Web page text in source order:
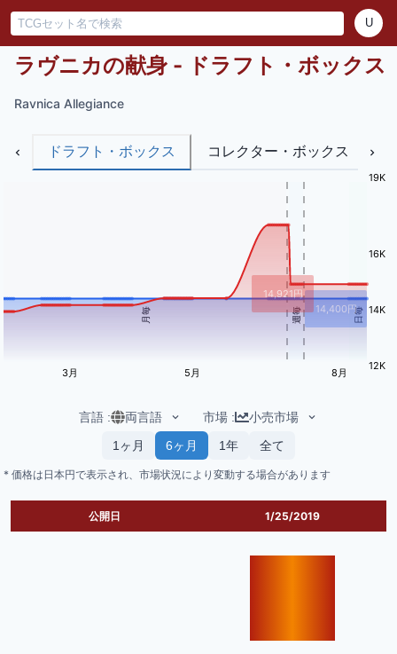
U
ラヴニカの献身 - ドラフト・ボックス
Ravnica Allegiance
ドラフト・ボックス コレクター・ボックス
月毎 週毎 日毎
12K
14K
16K
19K
3月 5月 8月
14,400円
14,921円
言語 : 両言語 市場 :
小売市場
1ヶ月
6ヶ月 1年 全て
* 価格は日本円で表示され、市場状況により変動する場合があります
公開日 1/25/2019